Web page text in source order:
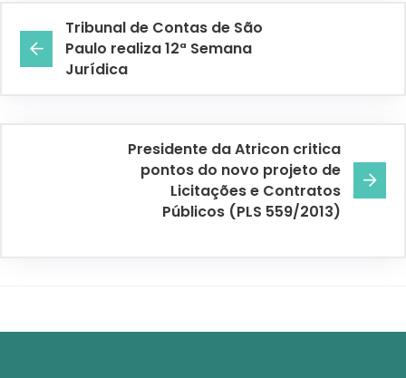
Tribunal de Contas de São
Paulo realiza 12ª Semana
Jurídica
Presidente da Atricon critica
pontos do novo projeto de
Licitações e Contratos
Públicos (PLS 559/2013)